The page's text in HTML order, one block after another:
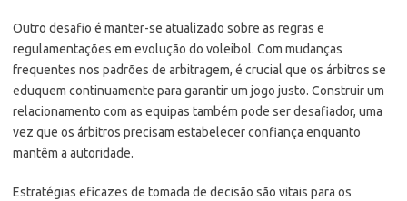
Outro desafio é manter-se atualizado sobre as regras e
regulamentações em evolução do voleibol. Com mudanças
frequentes nos padrões de arbitragem, é crucial que os árbitros se
eduquem continuamente para garantir um jogo justo. Construir um
relacionamento com as equipas também pode ser desafiador, uma
vez que os árbitros precisam estabelecer confiança enquanto
mantêm a autoridade.
Estratégias eficazes de tomada de decisão são vitais para os